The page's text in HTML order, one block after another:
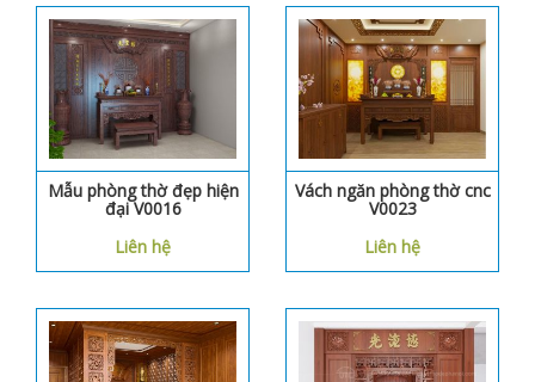
Mẫu phòng thờ đẹp hiện
đại V0016
Liên hệ
Vách ngăn phòng thờ cnc
V0023
Liên hệ